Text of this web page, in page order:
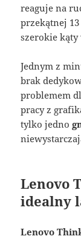
reaguje na
przekątnej
szerokie
Jednym z
brak
problemem
pracy z
tylko jedno
Lenovo
idealny
Lenovo